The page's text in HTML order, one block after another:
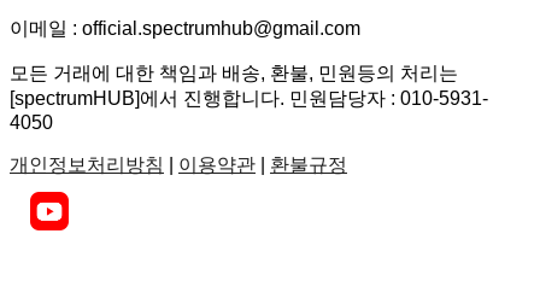
이메일 : official.spectrumhub@gmail.com
모든 거래에 대한 책임과 배송, 환불, 민원등의 처리는
[spectrumHUB]에서 진행합니다. 민원담당자 : 010-5931-
4050
개인정보처리방침 이용약관 환불규정